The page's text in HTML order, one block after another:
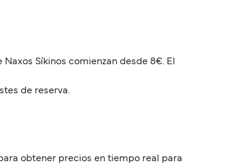
Síkinos comienzan desde 8€. El
de reserva.
obtener precios en tiempo real para